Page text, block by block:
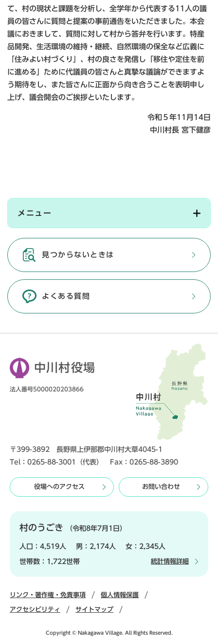
て、村の現状と課題を分析し、全学年から代表する11人の議
員の皆さんに質問と提案の事前通告をいただきました。本会
議におきまして、質問に対して村から答弁を行います。特産
品開発、生活環境の維持・継続、自然環境の保全など広義に
「住みよい村づくり」、村の良さを発信し「移住や定住を前
に進める」ために代議員の皆さんと真摯な議論ができますよ
う期待をし、また皆さんに正面から向き合うことを表明申し
上げ、議会開会のご挨拶といたします。
令和５年11月14日
中川村長 宮下健彦
メニュー
見つからないときは
よくある質問
中川村役場
法人番号5000020203866
〒399-3892 長野県上伊那郡中川村大草4045-1
Tel：0265-88-3001（代表） Fax：0265-88-3890
役場へのアクセス お問い合わせ
村のうごき （令和8年7月1日）
人口： 4,519人 男： 2,174人 女： 2,345人
世帯数： 1,722世帯 統計情報詳細
リンク・著作権・免責事項 個人情報保護
アクセシビリティ サイトマップ
Copyright © Nakagawa Village. All Rights Reserved.